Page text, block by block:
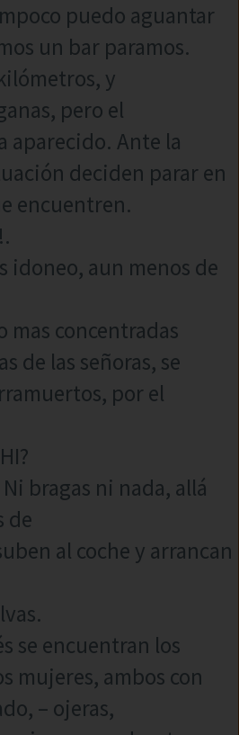
puedo aguantar
un bar paramos.
y
pero el
aparecido. Ante la
deciden parar en
encuentren.
idoneo, aun menos de
mas concentradas
de las señoras, se
por el
bragas ni nada, allá
de
al coche y arrancan
se encuentran los
mujeres, ambos con
– ojeras,